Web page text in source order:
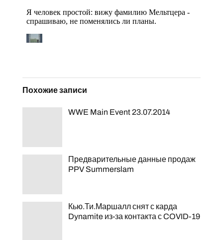
Похожие записи
WWE Main Event 23.07.2014
Предварительные данные продаж
PPV Summerslam
Кью.Ти.Маршалл снят с карда
Dynamite из-за контакта с COVID-19